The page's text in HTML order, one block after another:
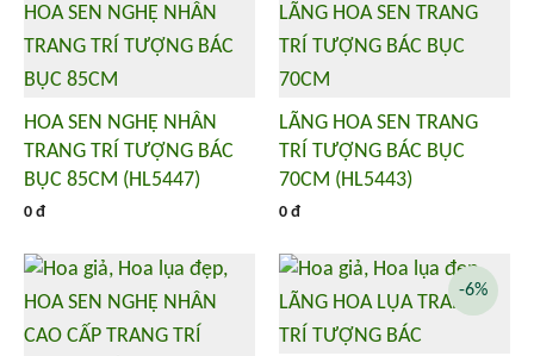
HOA SEN NGHỆ NHÂN
TRANG TRÍ TƯỢNG BÁC
BỤC 85CM (HL5447)
0 đ
LÃNG HOA SEN TRANG
TRÍ TƯỢNG BÁC BỤC
70CM (HL5443)
0 đ
-6%